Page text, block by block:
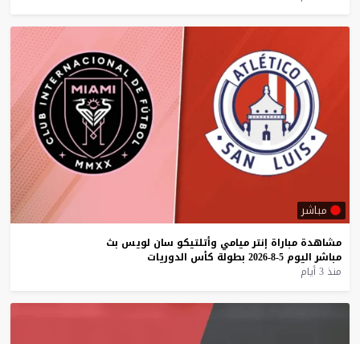
مباشر
مشاهدة مباراة إنترميامي وأتلتيكو سان لويس بث
مباشر اليوم 5-8-2026 بطولة كأس الدوريات
منذ 3 أيام